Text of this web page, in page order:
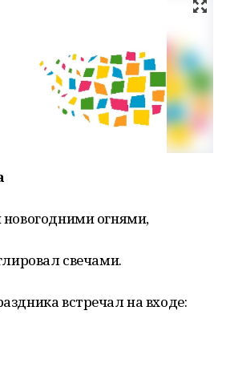
огнями,
свечами.
встречал на входе: